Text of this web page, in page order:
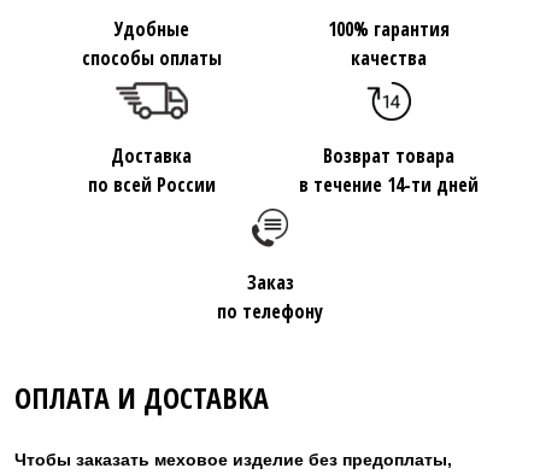
Удобные
способы оплаты
100% гарантия
качества
Доставка
по всей России
Возврат товара
в течение 14-ти дней
Заказ
по телефону
ОПЛАТА И ДОСТАВКА
Чтобы заказать меховое изделие без предоплаты,